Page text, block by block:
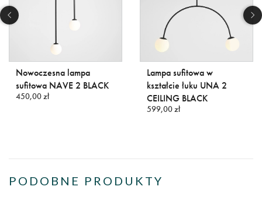
Nowoczesna lampa
sufitowa NAVE 2 BLACK
450,00 zł
Lampa sufitowa w
kształcie łuku UNA 2
CEILING BLACK
599,00 zł
PODOBNE PRODUKTY